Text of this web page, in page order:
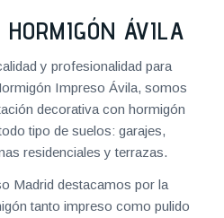
ÁVILA
y profesionalidad para
Impreso Ávila, somos
decorativa con hormigón
tipo de suelos: garajes,
residenciales y terrazas.
Madrid destacamos por la
tanto impreso como pulido